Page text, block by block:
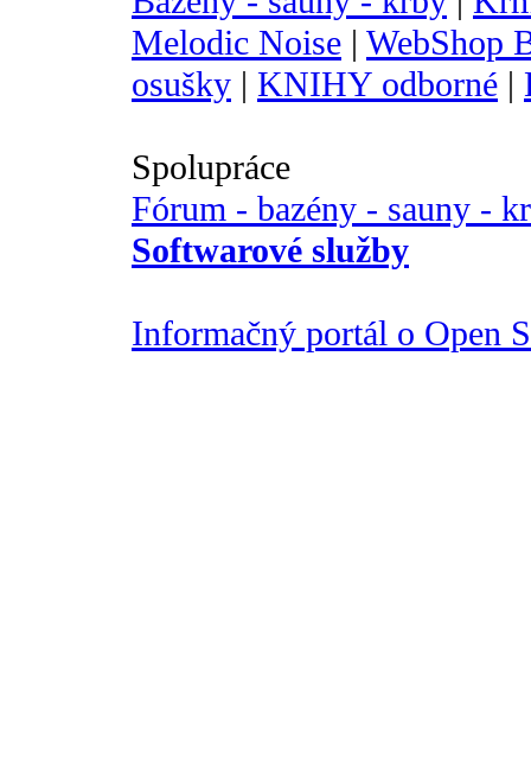
Melodic Noise | WebShop
osušky | KNIHY odborné |
Spolupráce
Fórum - bazény - sauny -
Softwarové služby
Informačný portál o Open